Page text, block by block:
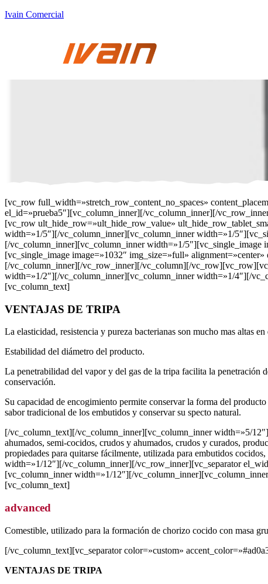
Ivain Comercial
[vc_row full_width=»stretch_row_content_no_spaces»
el_id=»prueba5″][vc_column_inner][/vc_column_inner][/
[vc_row ult_hide_row=»ult_hide_row_value»
width=»1/5″][/vc_column_inner][vc_column_inner width=»1/
[/vc_column_inner][vc_column_inner width=»1/
[vc_single_image image=»1032″ img_size=»full»
[/vc_column_inner][/vc_row_inner][/vc_column][/
width=»1/2″][/vc_column_inner][vc_column_inner width=»1/4″][/
[vc_column_text]
VENTAJAS DE TRIPA
La elasticidad, resistencia y pureza bacterianas son mucho mas altas
Estabilidad del diámetro del producto.
La penetrabilidad del vapor y del gas de la tripa facilita la penetración
conservación.
Su capacidad de encogimiento permite conservar la forma del
sabor tradicional de los embutidos y conservar su specto natural.
[/vc_column_text][/vc_column_inner][vc_column_inner width=»5/
ahumados, semi-cocidos, crudos y ahumados, crudos y curados,
propiedades para quitarse fácilmente, utilizada para embutidos
width=»1/12″][/vc_column_inner][/vc_row_inner][vc_separator
[vc_column_inner width=»1/12″][/
[vc_column_text]
advanced
Comestible, utilizado para la formación de chorizo cocido con masa
[/vc_column_text][vc_separator color=»custom»
VENTAJAS DE TRIPA